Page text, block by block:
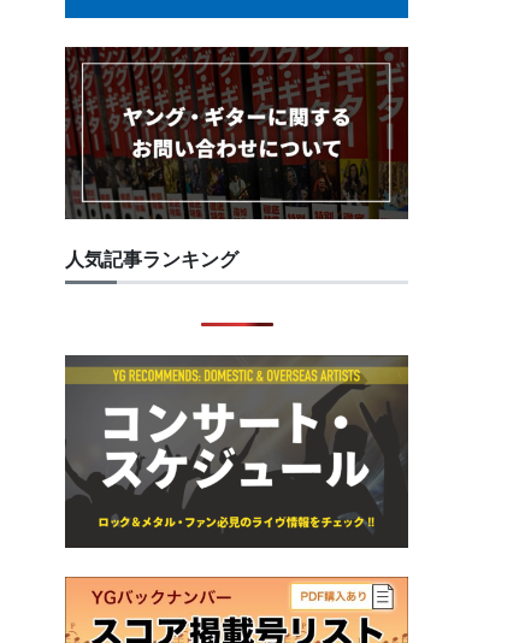
人気記事ランキング